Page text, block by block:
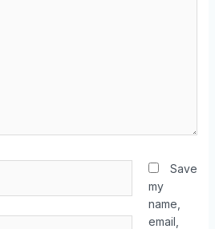
Save
my
name,
email,